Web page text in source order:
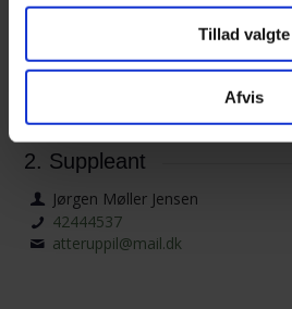
Tillad valgte
Afvis
Simon Byskov Hollænder
simon_hollaender@hotmail.com
2. Suppleant
Jørgen Møller Jensen
42444537
atteruppil@mail.dk